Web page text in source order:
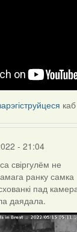
- 21:04
свіргулём не
ранку самка
пад
даядала.